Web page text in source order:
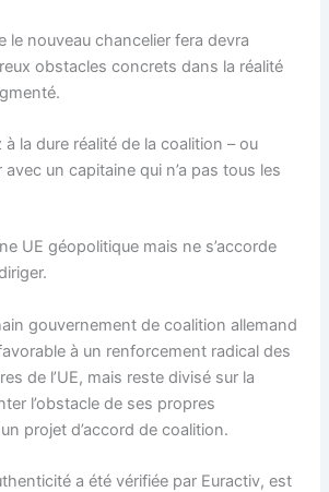
le nouveau chancelier fera devra
obstacles concrets dans la réalité
à la dure réalité de la coalition – ou
un capitaine qui n’a pas tous les
UE géopolitique mais ne s’accorde
gouvernement de coalition allemand
à un renforcement radical des
de l’UE, mais reste divisé sur la
l’obstacle de ses propres
projet d’accord de coalition.
a été vérifiée par Euractiv, est